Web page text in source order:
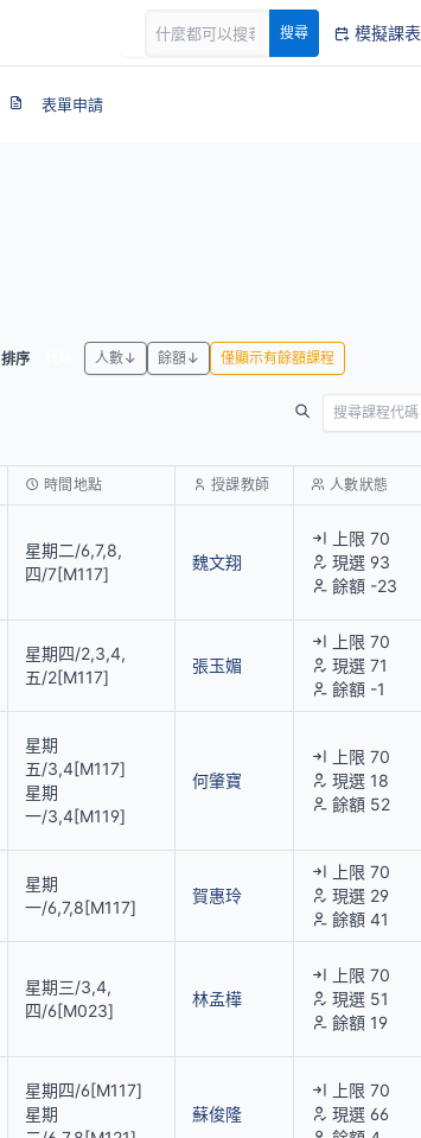
搜尋 模擬課表
表單申請
排序 人數↓ 餘額↓ 僅顯示有餘額課程
時間地點 授課教師 人數狀態
星期二/6,7,8,
四/7[M117]
魏文翔
上限 70
現選 93
餘額 -23
星期四/2,3,4,
五/2[M117]
張玉媚
上限 70
現選 71
餘額 -1
星期
五/3,4[M117]
星期
一/3,4[M119]
何肇寶
上限 70
現選 18
餘額 52
星期
一/6,7,8[M117]
賀惠玲
上限 70
現選 29
餘額 41
星期三/3,4,
四/6[M023]
林孟樺
上限 70
現選 51
餘額 19
星期四/6[M117]
星期
蘇俊隆
上限 70
現選 66